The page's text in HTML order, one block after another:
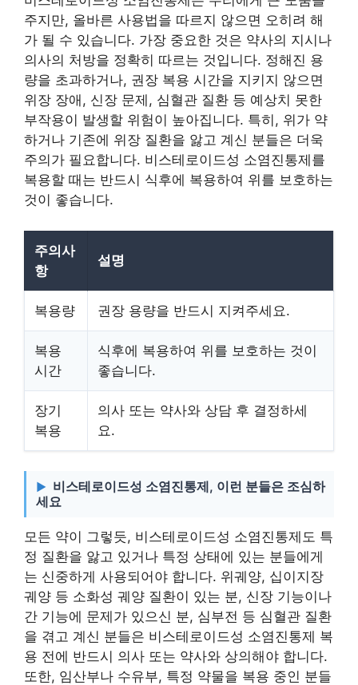
주지만, 올바른 사용법을 따르지 않으면 오히려 해
가 될 수 있습니다. 가장 중요한 것은 약사의 지시나
의사의 처방을 정확히 따르는 것입니다. 정해진 용
량을 초과하거나, 권장 복용 시간을 지키지 않으면
위장 장애, 신장 문제, 심혈관 질환 등 예상치 못한
부작용이 발생할 위험이 높아집니다. 특히, 위가 약
하거나 기존에 위장 질환을 앓고 계신 분들은 더욱
주의가 필요합니다. 비스테로이드성 소염진통제를
복용할 때는 반드시 식후에 복용하여 위를 보호하는
것이 좋습니다.
주의사
항
설명
복용량 권장 용량을 반드시 지켜주세요.
복용
시간
식후에 복용하여 위를 보호하는 것이
좋습니다.
장기
복용
의사 또는 약사와 상담 후 결정하세
요.
비스테로이드성 소염진통제, 이런 분들은 조심하
세요
모든 약이 그렇듯, 비스테로이드성 소염진통제도 특
정 질환을 앓고 있거나 특정 상태에 있는 분들에게
는 신중하게 사용되어야 합니다. 위궤양, 십이지장
궤양 등 소화성 궤양 질환이 있는 분, 신장 기능이나
간 기능에 문제가 있으신 분, 심부전 등 심혈관 질환
을 겪고 계신 분들은 비스테로이드성 소염진통제 복
용 전에 반드시 의사 또는 약사와 상의해야 합니다.
또한, 임산부나 수유부, 특정 약물을 복용 중인 분들